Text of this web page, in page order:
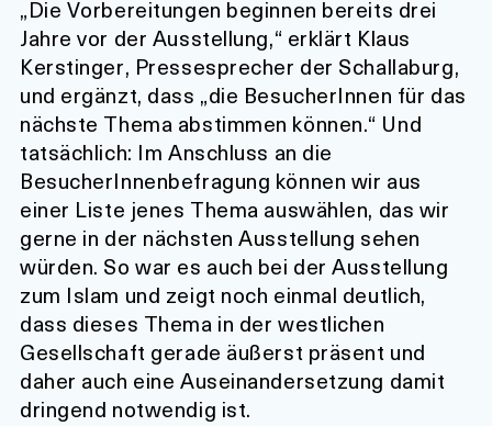
„Die Vorbereitungen beginnen bereits drei
Jahre vor der Ausstellung,“ erklärt Klaus
Kerstinger, Pressesprecher der Schallaburg,
und ergänzt, dass „die BesucherInnen für das
nächste Thema abstimmen können.“ Und
tatsächlich: Im Anschluss an die
BesucherInnenbefragung können wir aus
einer Liste jenes Thema auswählen, das wir
gerne in der nächsten Ausstellung sehen
würden. So war es auch bei der Ausstellung
zum Islam und zeigt noch einmal deutlich,
dass dieses Thema in der westlichen
Gesellschaft gerade äußerst präsent und
daher auch eine Auseinandersetzung damit
dringend notwendig ist.